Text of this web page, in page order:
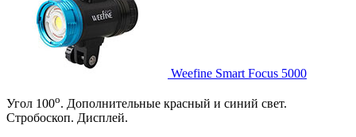
Weefine Smart Focus 5000
Угол 100о. Дополнительные красный и синий свет.
Стробоскоп. Дисплей.